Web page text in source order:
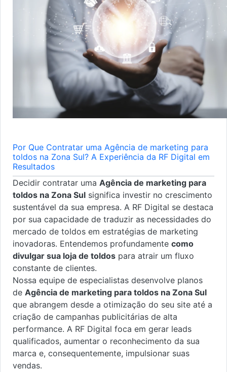
Por Que Contratar uma Agência de marketing para
toldos na Zona Sul? A Experiência da RF Digital em
Resultados
Decidir contratar uma Agência de marketing para
toldos na Zona Sul significa investir no crescimento
sustentável da sua empresa. A RF Digital se destaca
por sua capacidade de traduzir as necessidades do
mercado de toldos em estratégias de marketing
inovadoras. Entendemos profundamente como
divulgar sua loja de toldos para atrair um fluxo
constante de clientes.
Nossa equipe de especialistas desenvolve planos
de Agência de marketing para toldos na Zona Sul
que abrangem desde a otimização do seu site até a
criação de campanhas publicitárias de alta
performance. A RF Digital foca em gerar leads
qualificados, aumentar o reconhecimento da sua
marca e, consequentemente, impulsionar suas
vendas.